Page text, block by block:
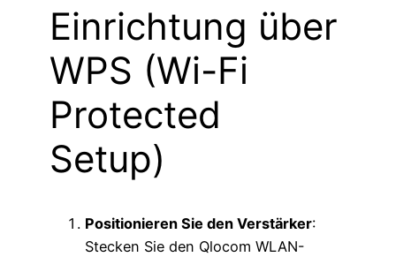
Einrichtung über
WPS (Wi-Fi
Protected
Setup)
Positionieren Sie den Verstärker:
Stecken Sie den Qlocom WLAN-